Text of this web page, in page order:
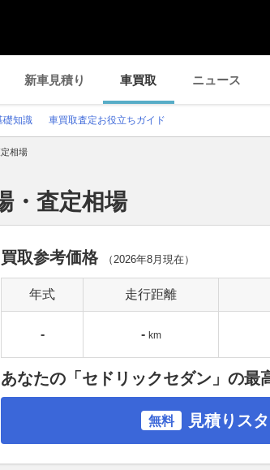
新車見積り 車買取 ニュース
礎知識 車買取査定お役立ちガイド
相場
・査定相場
買取参考価格 （2026年8月 現在）
年式 走行距離
- - km
あなたの「セドリックセダン」の最
無料 見積りス